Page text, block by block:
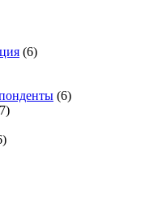
(6)
(6)